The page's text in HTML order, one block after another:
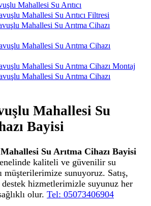
Mahallesi Su Arıtıcı
Mahallesi Su Arıtıcı Filtresi
Mahallesi Su Arıtma Cihazı
Mahallesi Su Arıtma Cihazı
Mahallesi Su Arıtma Cihazı Montaj
Mahallesi Su Arıtma Cihazı
Mahallesi Su
Bayisi
Su Arıtma Cihazı Bayisi
kaliteli ve güvenilir su
müşterilerimize sunuyoruz. Satış,
hizmetlerimizle suyunuz her
olur. Tel: 05073406904